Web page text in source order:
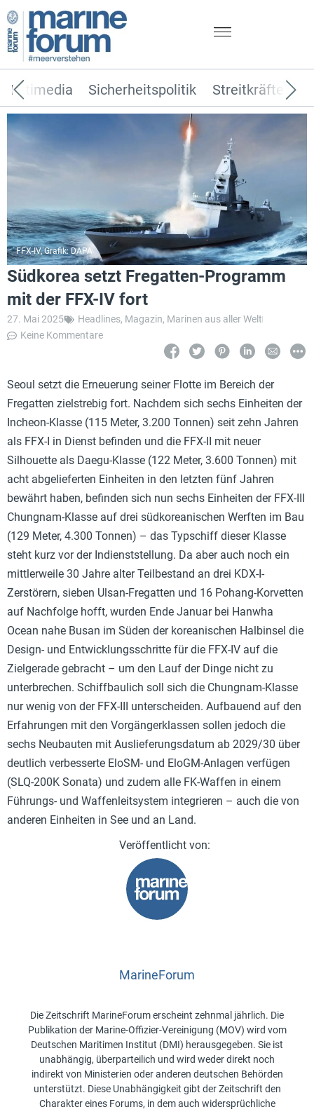
Sicherheitspolitik Streitkräfte
Multimedia
FFX-IV, Grafik: DAPA
Südkorea setzt Fregatten-Programm
mit der FFX-IV fort
27. Mai 2025 Headlines, Magazin, Marinen aus aller Welt
Keine Kommentare
Seoul setzt die Erneuerung seiner Flotte im Bereich der
Fregatten zielstrebig fort. Nachdem sich sechs Einheiten der
Incheon-Klasse (115 Meter, 3.200 Tonnen) seit zehn Jahren
als FFX-I in Dienst befinden und die FFX-II mit neuer
Silhouette als Daegu-Klasse (122 Meter, 3.600 Tonnen) mit
acht abgelieferten Einheiten in den letzten fünf Jahren
bewährt haben, befinden sich nun sechs Einheiten der FFX-III
Chungnam-Klasse auf drei südkoreanischen Werften im Bau
(129 Meter, 4.300 Tonnen) – das Typschiff dieser Klasse
steht kurz vor der Indienststellung. Da aber auch noch ein
mittlerweile 30 Jahre alter Teilbestand an drei KDX-I-
Zerstörern, sieben Ulsan-Fregatten und 16 Pohang-Korvetten
auf Nachfolge hofft, wurden Ende Januar bei Hanwha
Ocean nahe Busan im Süden der koreanischen Halbinsel die
Design- und Entwicklungsschritte für die FFX-IV auf die
Zielgerade gebracht – um den Lauf der Dinge nicht zu
unterbrechen. Schiffbaulich soll sich die Chungnam-Klasse
nur wenig von der FFX-III unterscheiden. Aufbauend auf den
Erfahrungen mit den Vorgängerklassen sollen jedoch die
sechs Neubauten mit Auslieferungsdatum ab 2029/30 über
deutlich verbesserte EloSM- und EloGM-Anlagen verfügen
(SLQ-200K Sonata) und zudem alle FK-Waffen in einem
Führungs- und Waffenleitsystem integrieren – auch die von
anderen Einheiten in See und an Land.
MarineForum
Die Zeitschrift MarineForum erscheint zehnmal jährlich. Die
Publikation der Marine-Offizier-Vereinigung (MOV) wird vom
Deutschen Maritimen Institut (DMI) herausgegeben. Sie ist
unabhängig, überparteilich und wird weder direkt noch
indirekt von Ministerien oder anderen deutschen Behörden
unterstützt. Diese Unabhängigkeit gibt der Zeitschrift den
Charakter eines Forums, in dem auch widersprüchliche